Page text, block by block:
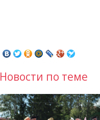
Новости по теме